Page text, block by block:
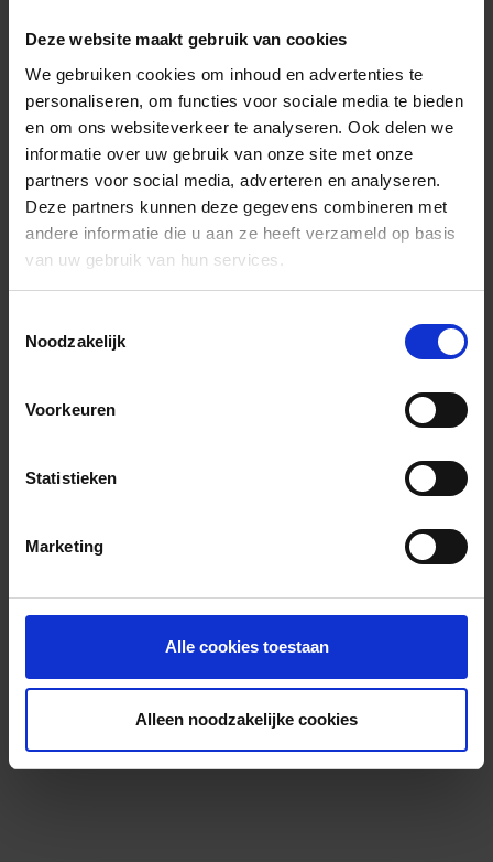
Deze website maakt gebruik van cookies
We gebruiken cookies om inhoud en advertenties te
personaliseren, om functies voor sociale media te bieden
en om ons websiteverkeer te analyseren. Ook delen we
informatie over uw gebruik van onze site met onze
partners voor social media, adverteren en analyseren.
Deze partners kunnen deze gegevens combineren met
andere informatie die u aan ze heeft verzameld op basis
van uw gebruik van hun services.
Noodzakelijk
Voorkeuren
Statistieken
Marketing
Alle cookies toestaan
Alleen noodzakelijke cookies